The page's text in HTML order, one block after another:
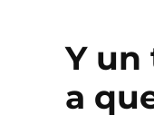
Y un
a